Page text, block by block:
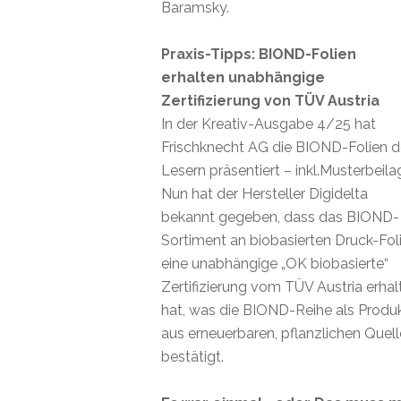
Baramsky.
Praxis-Tipps: BIOND-Folien
erhalten unabhängige
Zertifizierung von TÜV Austria
In der Kreativ-Ausgabe 4/25 hat
Frischknecht AG die BIOND-Folien
Lesern präsentiert –
Nun hat der Hersteller Digidelta
bekannt gegeben, dass das BIOND-
Sortiment an biobasierten Druck-
eine unabhängige „OK biobasierte“
Zertifizierung vom TÜV Austria
hat, was die BIOND-Reihe als
aus erneuerbaren, pflanzlichen
bestätigt.